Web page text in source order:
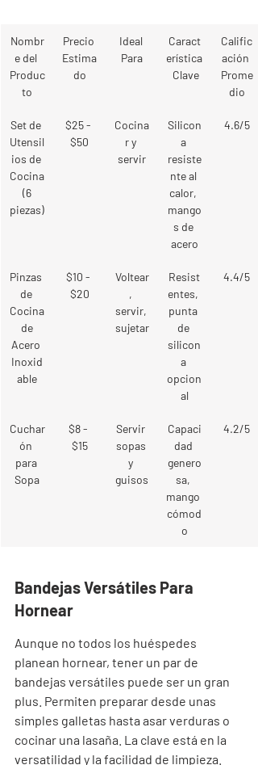
Nombr
e del
Produc
to
Precio
Estima
do
Ideal
Para
Caract
erística
Clave
Calific
ación
Prome
dio
Set de
Utensil
ios de
Cocina
(6
piezas)
$25 -
$50
Cocina
r y
servir
Silicon
a
resiste
nte al
calor,
mango
s de
acero
4.6/5
Pinzas
de
Cocina
de
Acero
Inoxid
able
$10 -
$20
Voltear
,
servir,
sujetar
Resist
entes,
punta
de
silicon
a
opcion
al
4.4/5
Cuchar
ón
para
Sopa
$8 -
$15
Servir
sopas
y
guisos
Capaci
dad
genero
sa,
mango
cómod
o
4.2/5
Bandejas Versátiles Para
Hornear
Aunque no todos los huéspedes
planean hornear, tener un par de
bandejas versátiles puede ser un gran
plus. Permiten preparar desde unas
simples galletas hasta asar verduras o
cocinar una lasaña. La clave está en la
versatilidad y la facilidad de limpieza.